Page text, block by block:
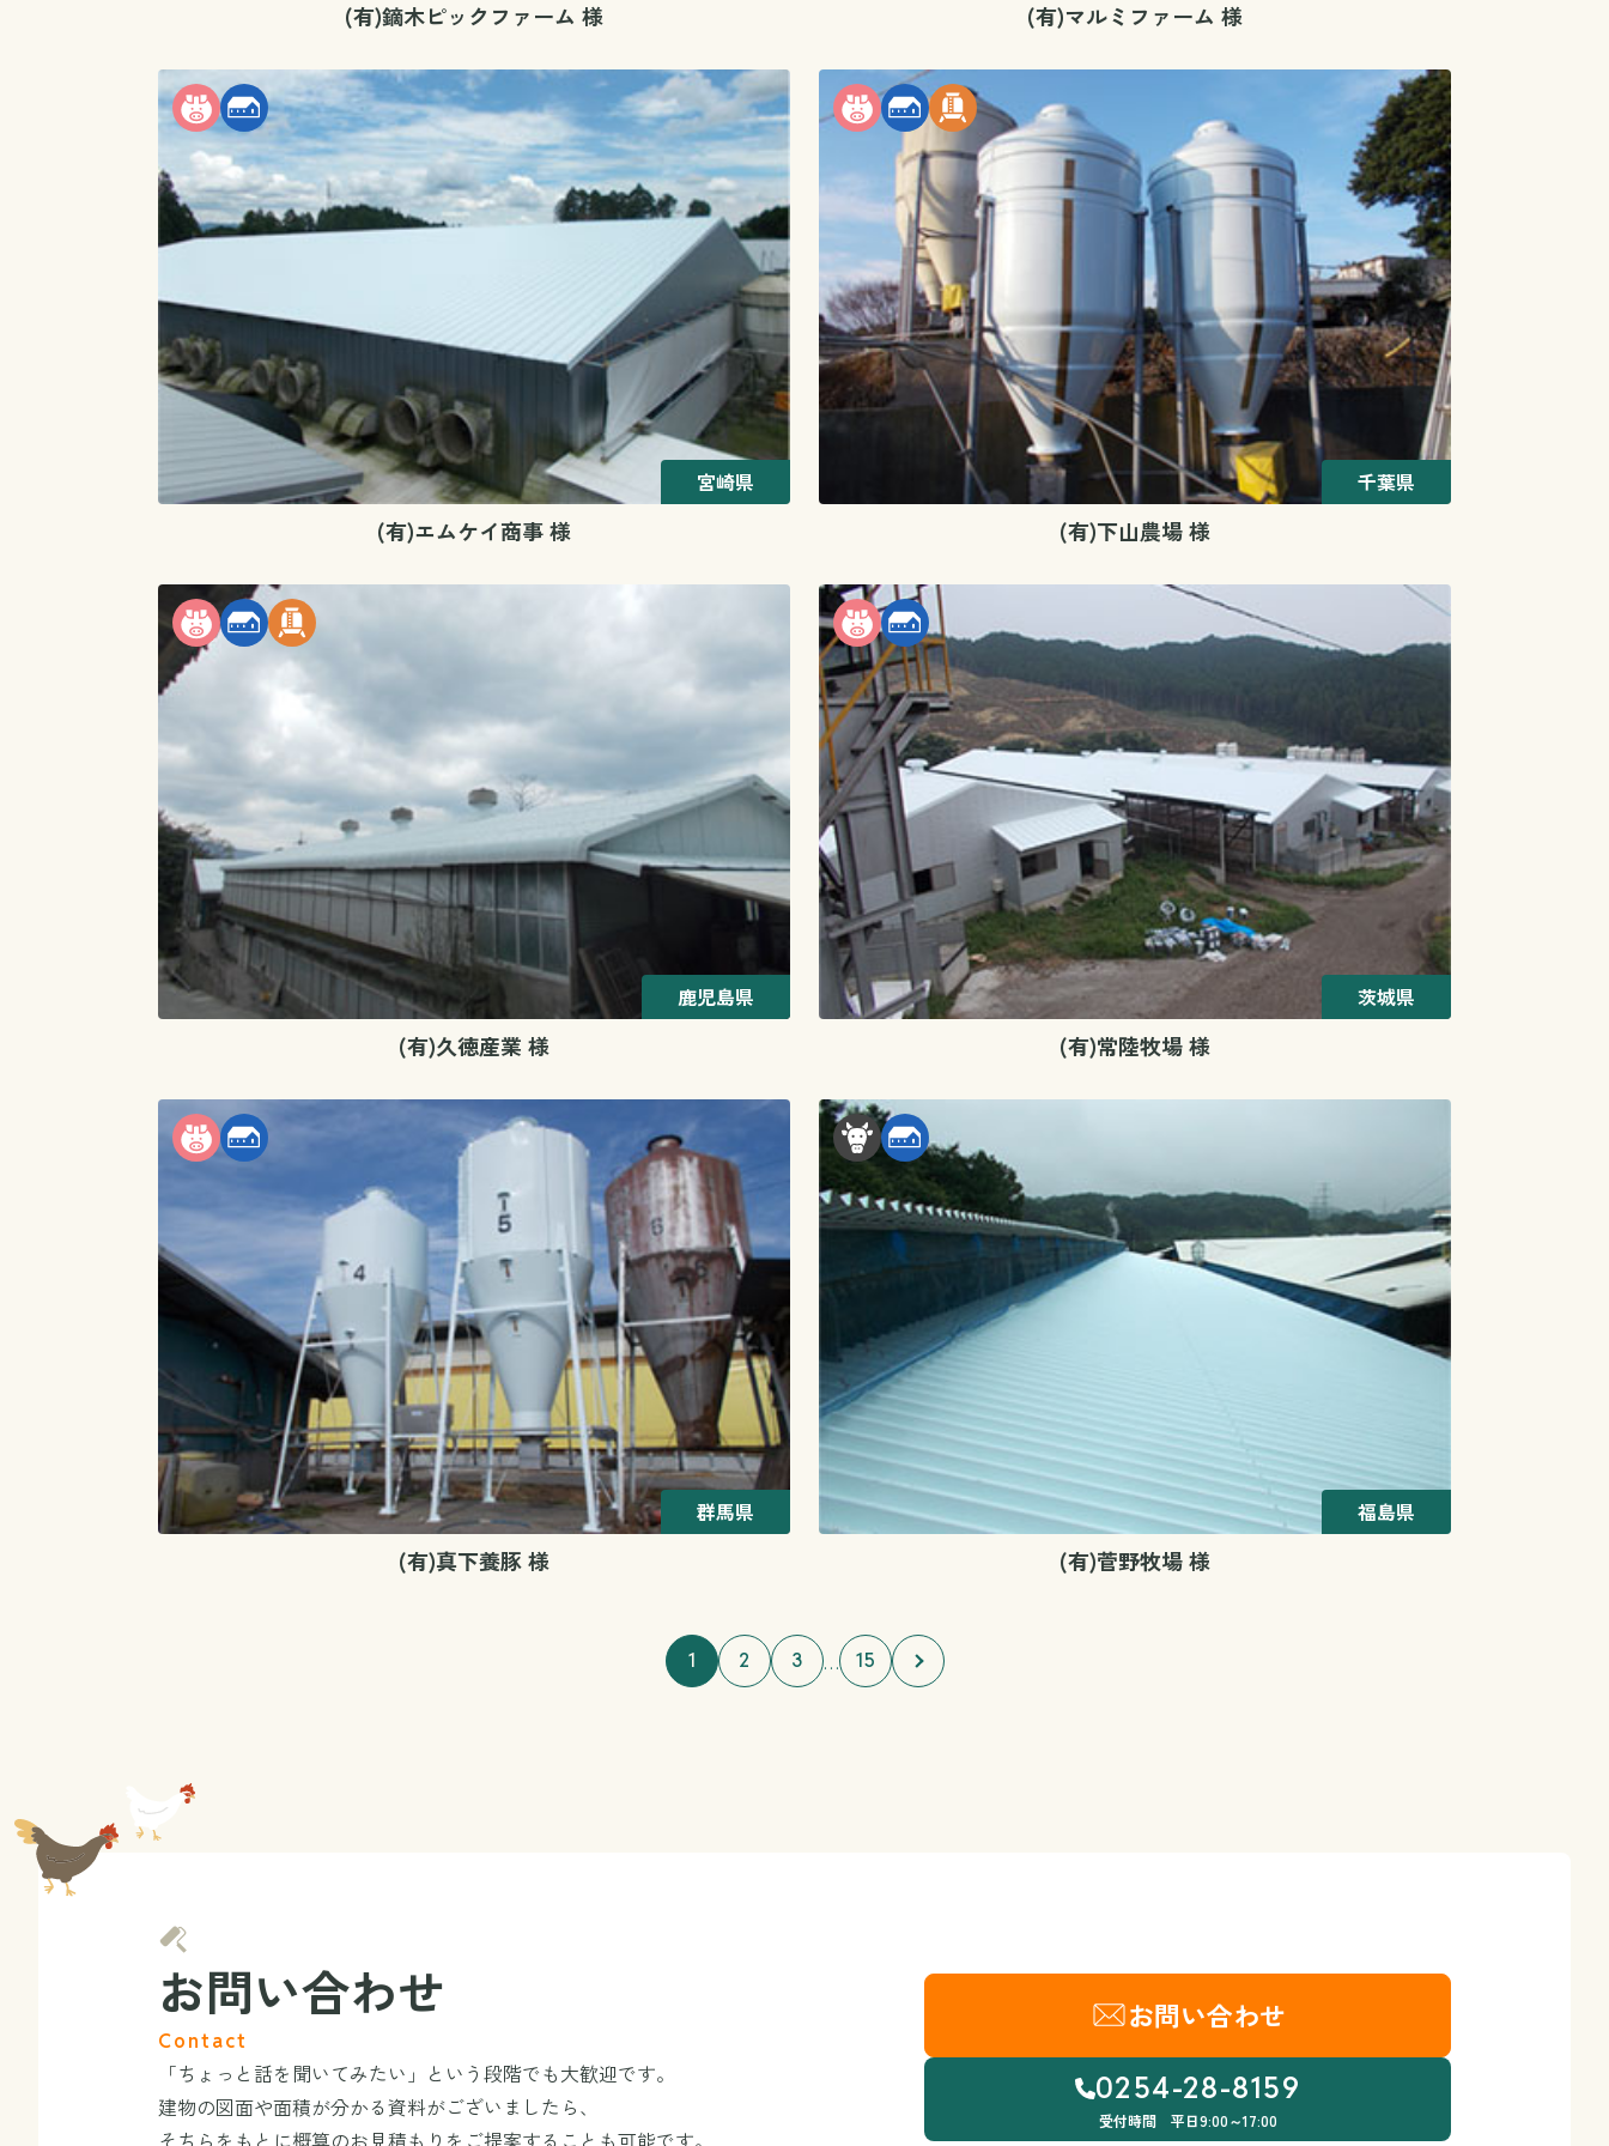
(有)鏑木ピックファーム 様 (有)マルミファーム 様
宮崎県
(有)エムケイ商事 様
千葉県
(有)下山農場 様
鹿児島県
(有)久徳産業 様
茨城県
(有)常陸牧場 様
群馬県
(有)真下養豚 様
福島県
(有)菅野牧場 様
1 2 3 … 15
お問い合わせ
Contact
「ちょっと話を聞いてみたい」という段階でも大歓迎です。
建物の図面や面積が分かる資料がございましたら、
そちらをもとに概算のお見積もりをご提案することも可能です。
お問い合わせ
0254-28-8159
受付時間 平日9:00～17:00